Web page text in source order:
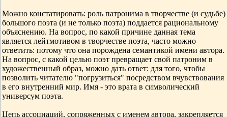
Можно констатировать: роль патронима в творчестве (и судьбе)
большого поэта (и не только поэта) поддается рациональному
объяснению. На вопрос, по какой причине данная тема
является лейтмотивом в творчестве поэта, часто можно
ответить: потому что она порождена семантикой имени автора.
На вопрос, с какой целью поэт превращает свой патроним в
художественный образ, можно дать ответ: для того, чтобы
позволить читателю "погрузиться" посредством вчувствования
в его внутренний мир. Имя - это врата в символический
универсум поэта.
Цепь ассоциаций, сопряженных с именем автора, закрепляется